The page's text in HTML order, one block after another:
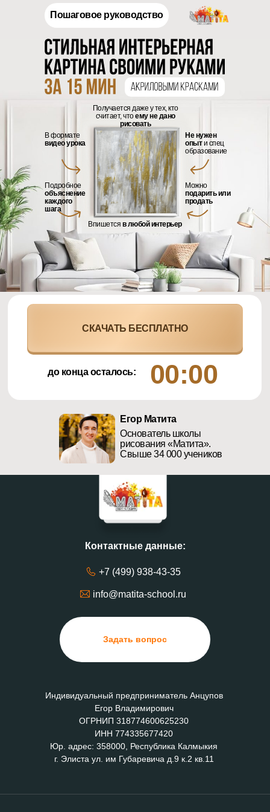
Пошаговое руководство
В формате
видео урока
Получается даже у тех, кто
считает, чтоему не дано
рисовать
Подробное
объяснение
каждого
шага
Не нужен
опыти спец
образование
Можно
подарить или
продать
Впишется в любой интерьер
до конца осталось: 00:00
СКАЧАТЬ БЕСПЛАТНО
Егор Матита
Основатель школы
рисования «Матита».
Свыше 34 000 учеников
Задать вопрос
+7 (499) 938-43-35
info@matita-school.ru
Контактные данные:
Индивидуальный предприниматель Анцупов
Егор Владимирович
ОГРНИП 318774600625230
ИНН 774335677420
Юр. адрес: 358000, Республика Калмыкия
г. Элиста ул. им Губаревича д.9 к.2 кв.11